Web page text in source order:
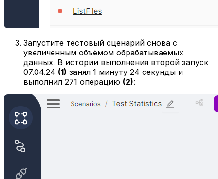
Запустите тестовый сценарий снова с
увеличенным объёмом обрабатываемых
данных. В истории выполнения второй запуск
07.04.24 (1) занял 1 минуту 24 секунды и
выполнил 271 операцию (2):